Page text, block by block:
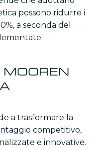
possono ridurre i
a seconda del
MOOREN
a trasformare la
competitivo,
e innovative.